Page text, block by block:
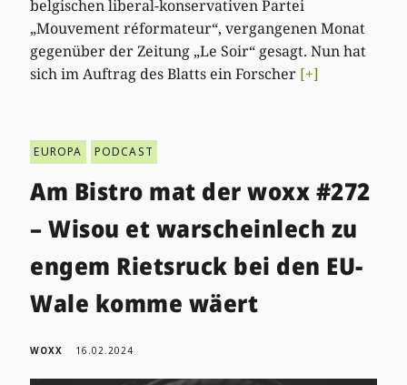
belgischen liberal-konservativen Partei
„Mouvement réformateur“, vergangenen Monat
gegenüber der Zeitung „Le Soir“ gesagt. Nun hat
sich im Auftrag des Blatts ein Forscher [+]
EUROPA PODCAST
Am Bistro mat der woxx #272
– Wisou et warscheinlech zu
engem Rietsruck bei den EU-
Wale komme wäert
WOXX 16.02.2024